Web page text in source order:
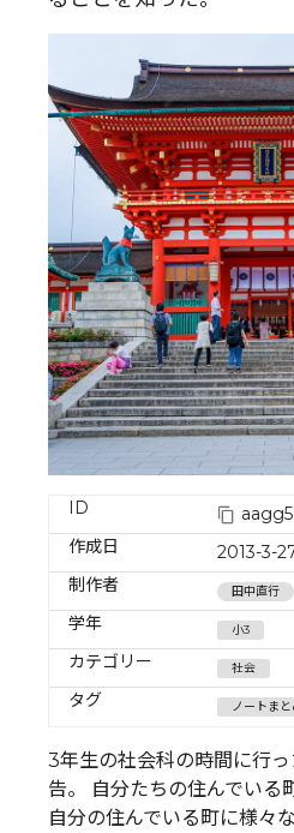
ID
作成日
2013-3-
制作者
田中直行
学年 小3
カテゴリー 社会
タグ ノートまと
3年生の社会科の時間に行
告。 自分たちの住んでいる
自分の住んでいる町に様々